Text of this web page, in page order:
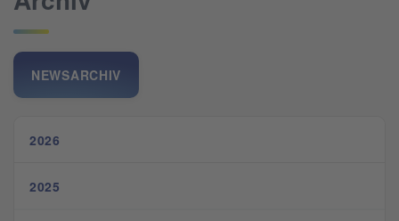
NEWSARCHIV
2026
2025